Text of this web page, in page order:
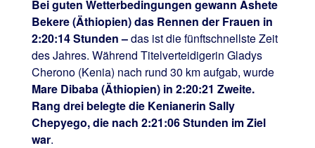
Bei guten Wetterbedingungen gewann Ashete
Bekere (Äthiopien) das Rennen der Frauen in
2:20:14 Stunden –das ist die fünftschnellste Zeit
des Jahres. Während Titelverteidigerin Gladys
Cherono (Kenia) nach rund 30 km aufgab, wurde
Mare Dibaba (Äthiopien) in 2:20:21 Zweite.
Rang drei belegte die Kenianerin Sally
Chepyego, die nach 2:21:06 Stunden im Ziel
war.